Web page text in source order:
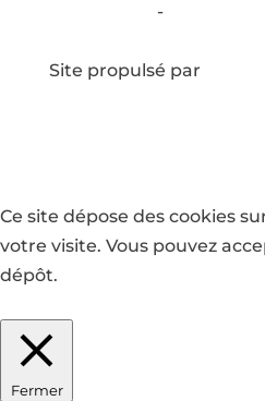
-
Site propulsé par
Ce site dépose des cookies
votre visite. Vous pouvez
dépôt.
Fermer